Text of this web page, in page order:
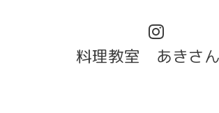
料理教室 あきさ